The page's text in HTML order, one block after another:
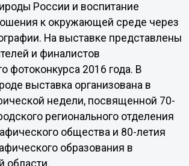
России и воспитание
к окружающей среде через
На выставке представлены
и финалистов
фотоконкурса 2016 года. В
выставка организована в
недели, посвященной 70-
регионального отделения
общества и 80-летия
образования в
области.